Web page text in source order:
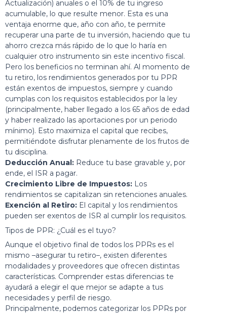
Actualización) anuales o el 10% de tu ingreso
acumulable, lo que resulte menor. Esta es una
ventaja enorme que, año con año, te permite
recuperar una parte de tu inversión, haciendo que tu
ahorro crezca más rápido de lo que lo haría en
cualquier otro instrumento sin este incentivo fiscal.
Pero los beneficios no terminan ahí. Al momento de
tu retiro, los rendimientos generados por tu PPR
están exentos de impuestos, siempre y cuando
cumplas con los requisitos establecidos por la ley
(principalmente, haber llegado a los 65 años de edad
y haber realizado las aportaciones por un periodo
mínimo). Esto maximiza el capital que recibes,
permitiéndote disfrutar plenamente de los frutos de
tu disciplina.
Deducción Anual: Reduce tu base gravable y, por
ende, el ISR a pagar.
Crecimiento Libre de Impuestos: Los
rendimientos se capitalizan sin retenciones anuales.
Exención al Retiro: El capital y los rendimientos
pueden ser exentos de ISR al cumplir los requisitos.
Tipos de PPR: ¿Cuál es el tuyo?
Aunque el objetivo final de todos los PPRs es el
mismo –asegurar tu retiro–, existen diferentes
modalidades y proveedores que ofrecen distintas
características. Comprender estas diferencias te
ayudará a elegir el que mejor se adapte a tus
necesidades y perfil de riesgo.
Principalmente, podemos categorizar los PPRs por